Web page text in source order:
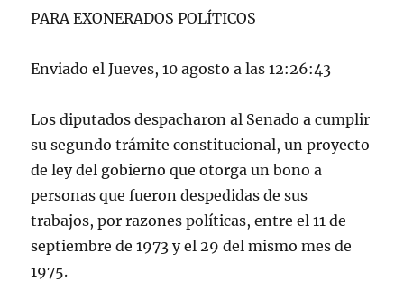
PARA EXONERADOS POLÍTICOS
Enviado el Jueves, 10 agosto a las 12:26:43
Los diputados despacharon al Senado a cumplir
su segundo trámite constitucional, un proyecto
de ley del gobierno que otorga un bono a
personas que fueron despedidas de sus
trabajos, por razones políticas, entre el 11 de
septiembre de 1973 y el 29 del mismo mes de
1975.